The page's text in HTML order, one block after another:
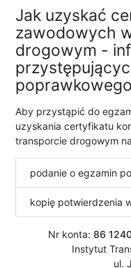
Jak uzyskać
zawodowych
drogowym -
Aby przystąpić do
uzyskania certyfikatu
transporcie drogowym
podanie o egzamin
kopię potwierdzenia
Nr konta: 86
Instytut
ul.